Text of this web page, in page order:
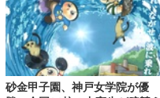
砂金甲子園、神戸女学院が優